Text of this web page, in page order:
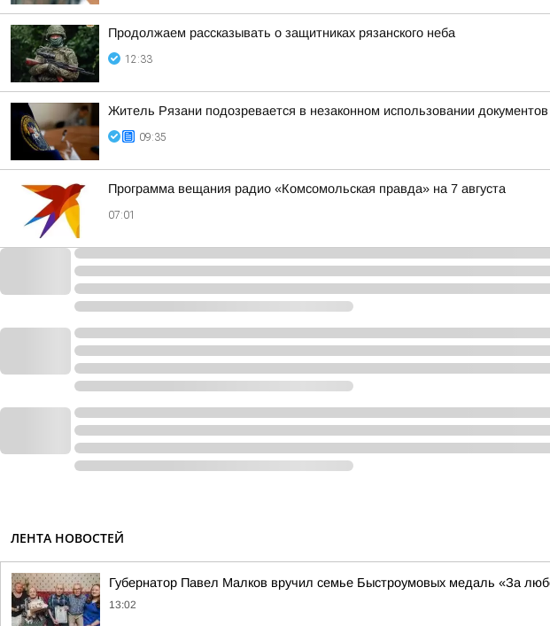
Продолжаем рассказывать о защитниках рязанского неба
12:33
Житель Рязани подозревается в незаконном использовании
09:35
Программа вещания радио «Комсомольская правда» на 7 августа
07:01
ЛЕНТА НОВОСТЕЙ
Губернатор Павел Малков вручил семье Быстроумовых медаль «За
13:02